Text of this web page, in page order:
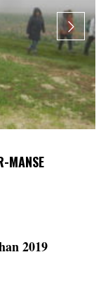
MANSE
2019